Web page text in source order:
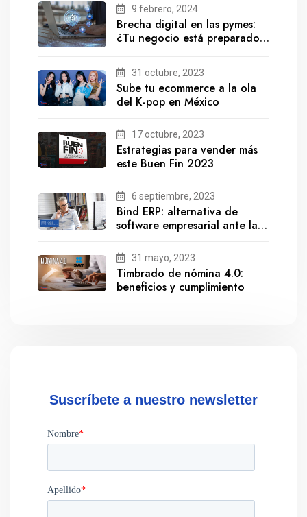
9 febrero, 2024
Brecha digital en las pymes:
¿Tu negocio está preparado
31 octubre, 2023
Sube tu ecommerce a la ola
del K-pop en México
17 octubre, 2023
Estrategias para vender más
este Buen Fin 2023
6 septiembre, 2023
Bind ERP: alternativa de
software empresarial ante la
31 mayo, 2023
Timbrado de nómina 4.0:
beneficios y cumplimiento
Suscríbete a nuestro newsletter